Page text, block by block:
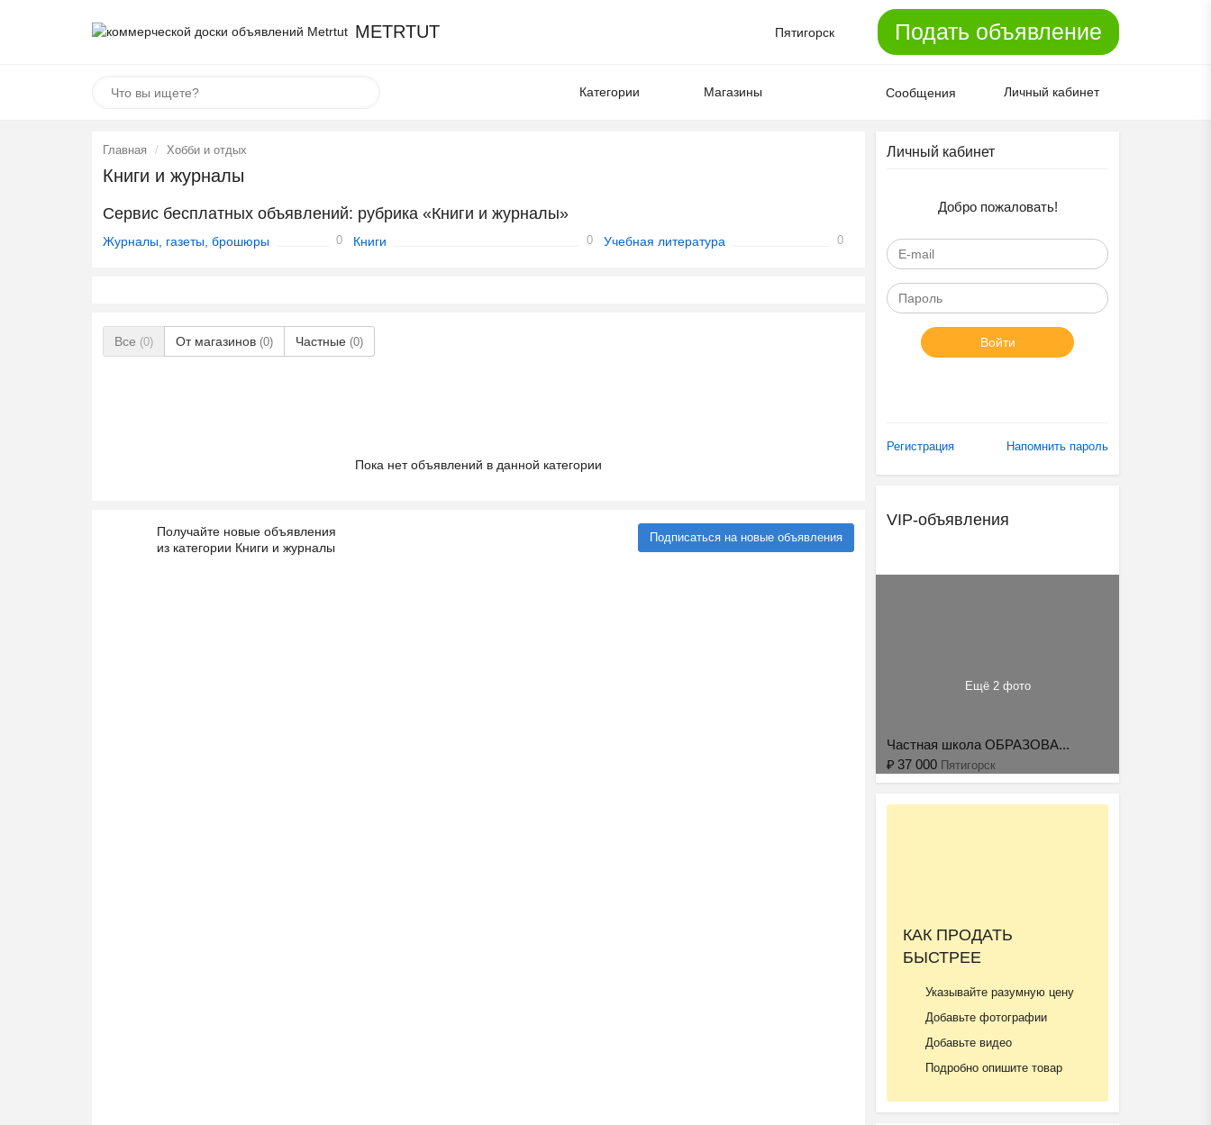
METRTUT Пятигорск Подать объявление
Категории Магазины Сообщения Личный кабинет
Главная Хобби и отдых
Книги и журналы
Сервис бесплатных объявлений: рубрика «Книги и журналы»
Журналы, газеты, брошюры 0 Книги 0 Учебная литература 0
Все (0) От магазинов (0) Частные (0)
Пока нет объявлений в данной категории
Получайте новые объявления
из категории Книги и журналы
Подписаться на новые объявления
Личный кабинет
Добро пожаловать!
Войти
Регистрация Напомнить пароль
VIP-объявления
Ещё 2 фото
Частная школа ОБРАЗОВА...
₽ 37 000 Пятигорск
КАК ПРОДАТЬ
БЫСТРЕЕ
Указывайте разумную цену
Добавьте фотографии
Добавьте видео
Подробно опишите товар